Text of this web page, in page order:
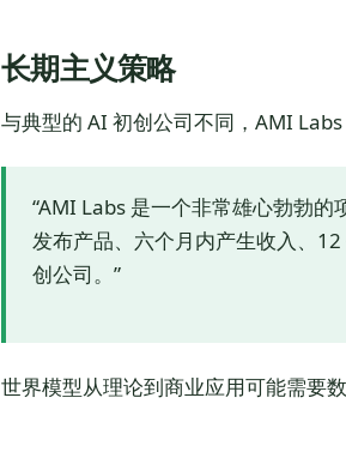
长期主义策略
与典型的 AI 初创公司不同，AMI
“AMI Labs 是一个非常雄心勃勃
发布产品、六个月内产生收入、
创公司。”
世界模型从理论到商业应用可能需要